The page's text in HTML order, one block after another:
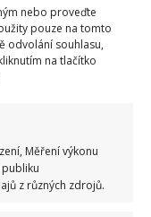
nebo proveďte
pouze na tomto
odvolání souhlasu,
na tlačítko
Měření výkonu
z různých zdrojů.